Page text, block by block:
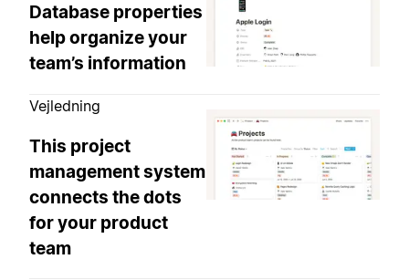
Database properties
help organize your
team’s information
Vejledning
This project
management system
connects the dots
for your product
team